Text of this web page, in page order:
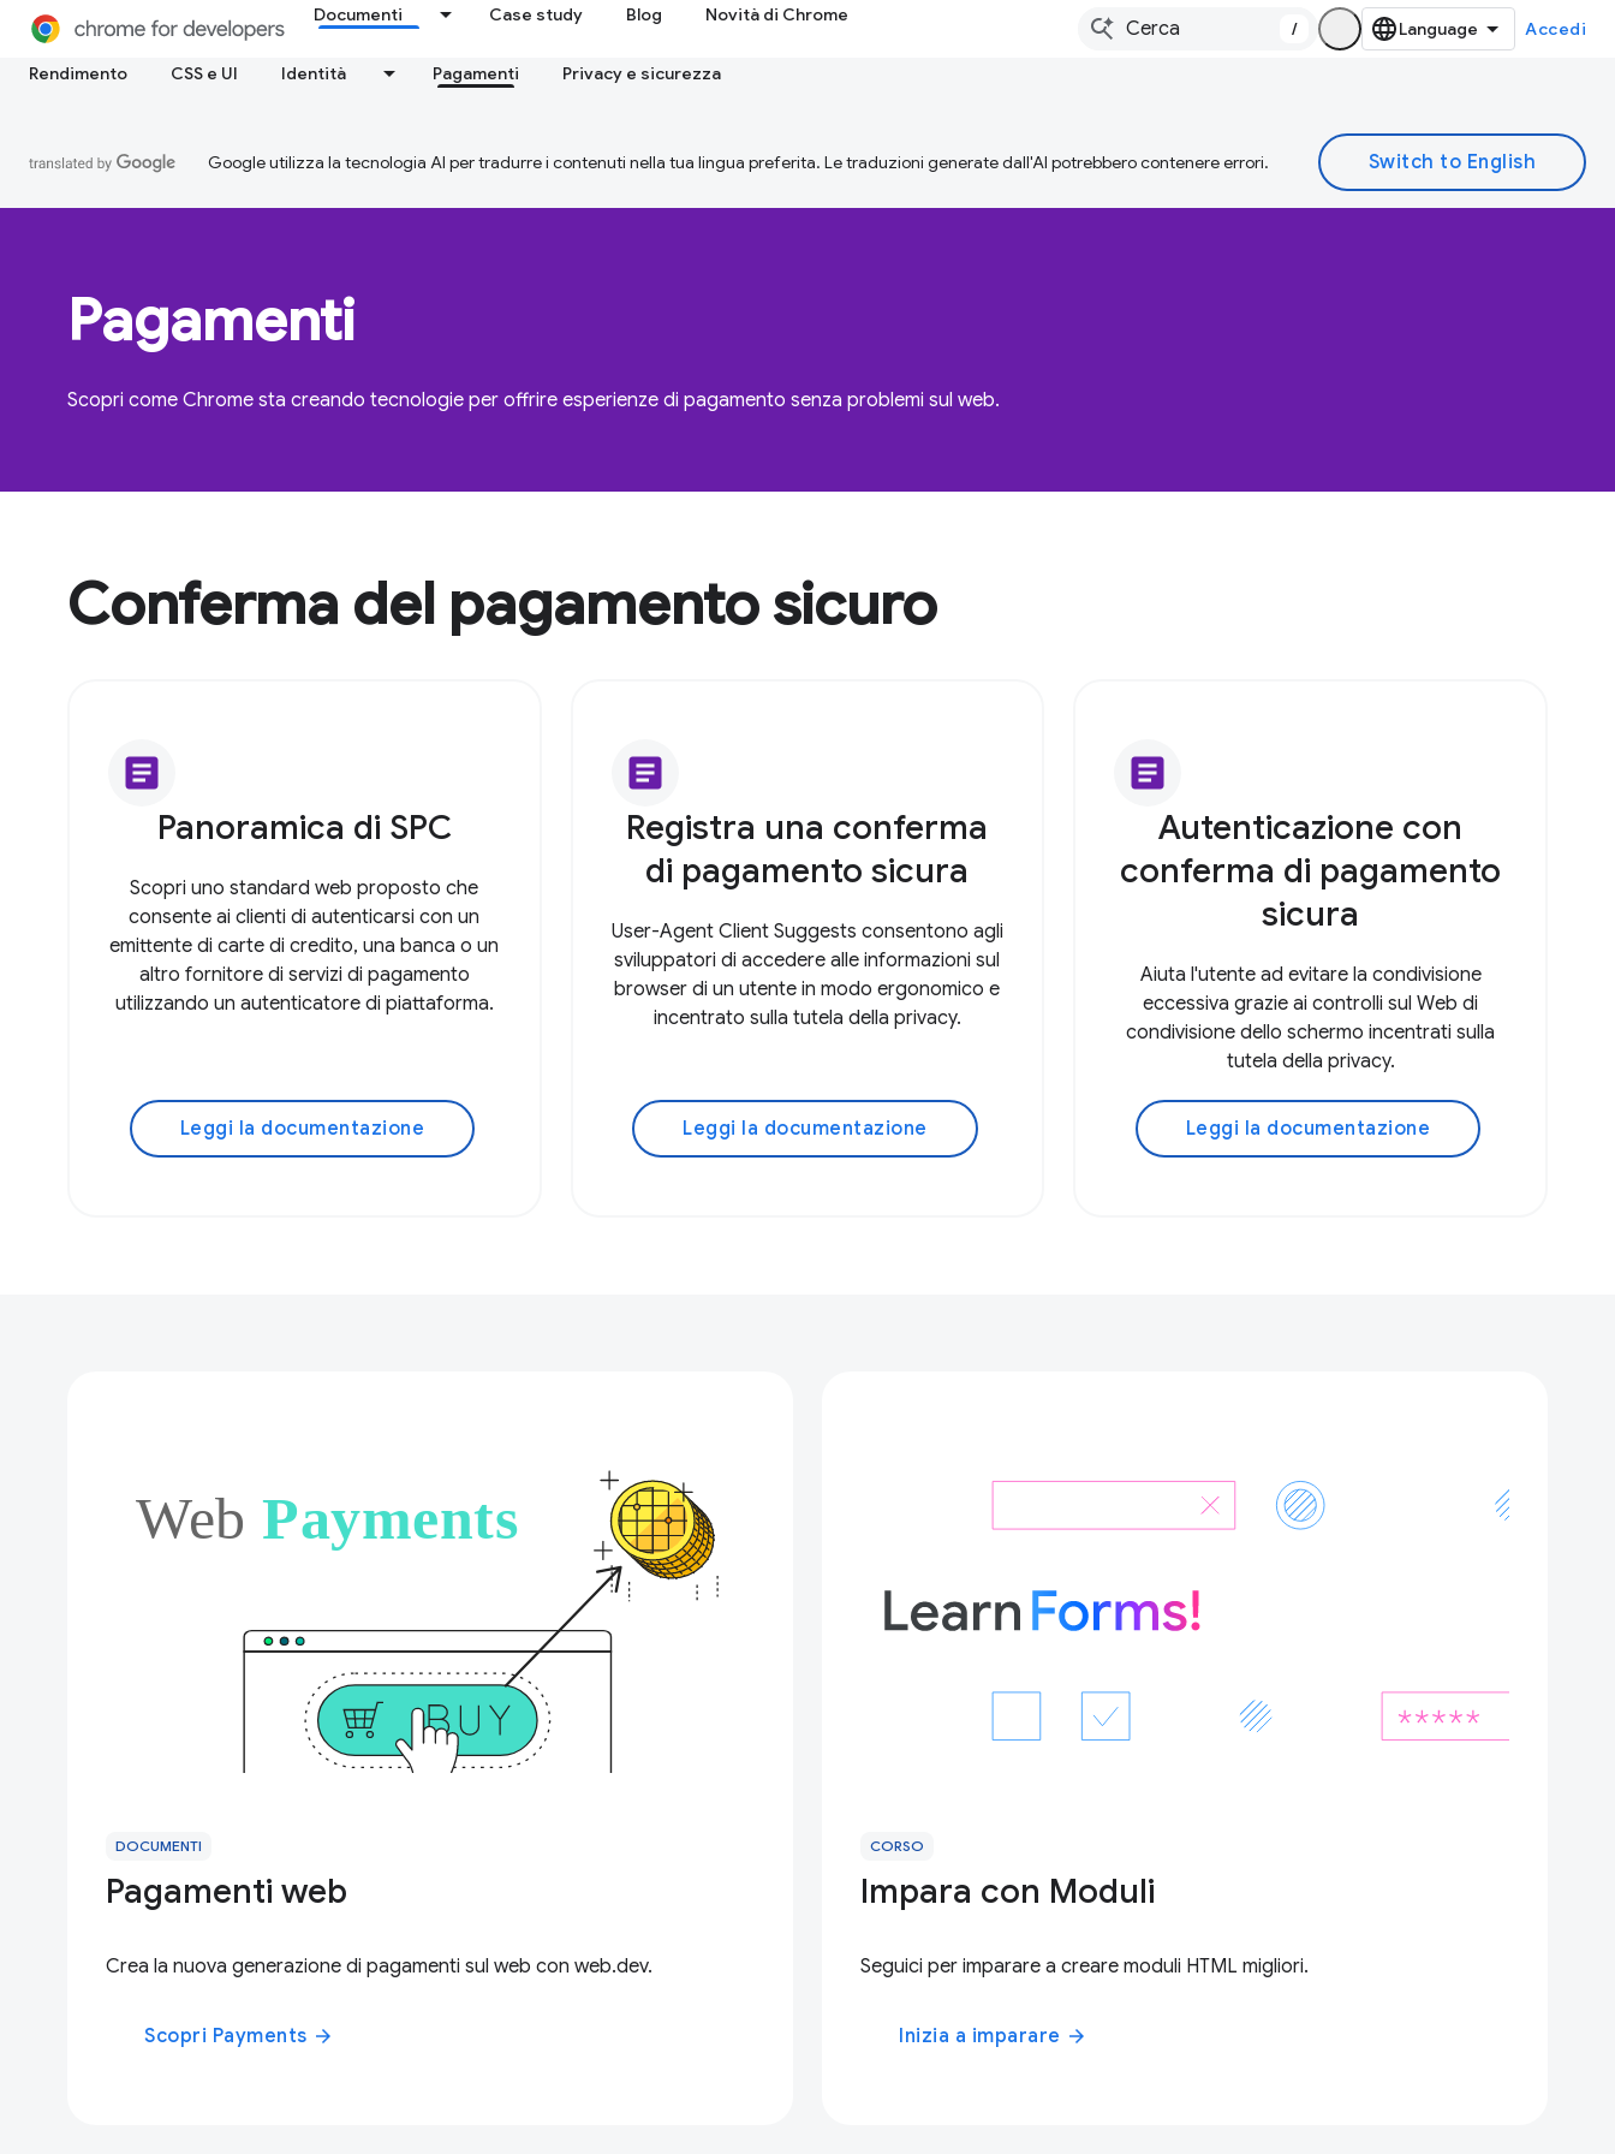
Documenti Case study Blog Novità di Chrome
/ Accedi
Rendimento CSS e UI Identità Pagamenti Privacy e sicurezza
Google utilizza la tecnologia AI per tradurre i contenuti nella tua lingua preferita. Le traduzioni generate dall'AI potrebbero contenere errori.
Pagamenti
Scopri come Chrome sta creando tecnologie per offrire esperienze di pagamento senza problemi sul web.
Conferma del pagamento sicuro
article
Panoramica di SPC
Scopri uno standard web proposto che
consente ai clienti di autenticarsi con un
emittente di carte di credito, una banca o un
altro fornitore di servizi di pagamento
utilizzando un autenticatore di piattaforma.
Leggi la documentazione
article
Registra una conferma
di pagamento sicura
User-Agent Client Suggests consentono agli
sviluppatori di accedere alle informazioni sul
browser di un utente in modo ergonomico e
incentrato sulla tutela della privacy.
Leggi la documentazione
article
Autenticazione con
conferma di pagamento
sicura
Aiuta l'utente ad evitare la condivisione
eccessiva grazie ai controlli sul Web di
condivisione dello schermo incentrati sulla
tutela della privacy.
Leggi la documentazione
DOCUMENTI
Pagamenti web
Crea la nuova generazione di pagamenti sul web con web.dev.
Scopri Payments arrow_forward
CORSO
Impara con Moduli
Seguici per imparare a creare moduli HTML migliori.
Inizia a imparare arrow_forward